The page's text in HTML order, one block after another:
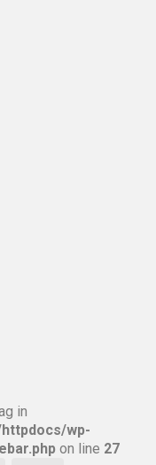
in
wp-
on line 27